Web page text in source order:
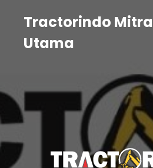
Tractorindo Mitra
Utama